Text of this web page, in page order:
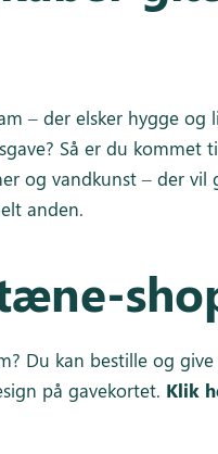
– der elsker hygge og
Så er du kommet
og vandkunst – der vil
anden.
Du kan bestille og
på gavekortet. Klik